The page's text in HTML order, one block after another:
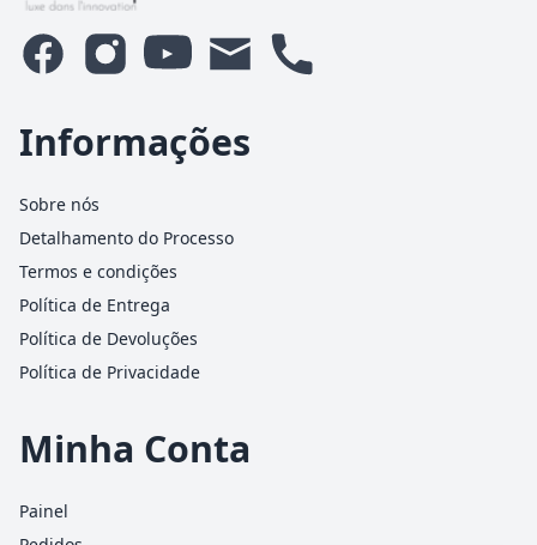
Informações
Sobre nós
Detalhamento do Processo
Termos e condições
Política de Entrega
Política de Devoluções
Política de Privacidade
Minha Conta
Painel